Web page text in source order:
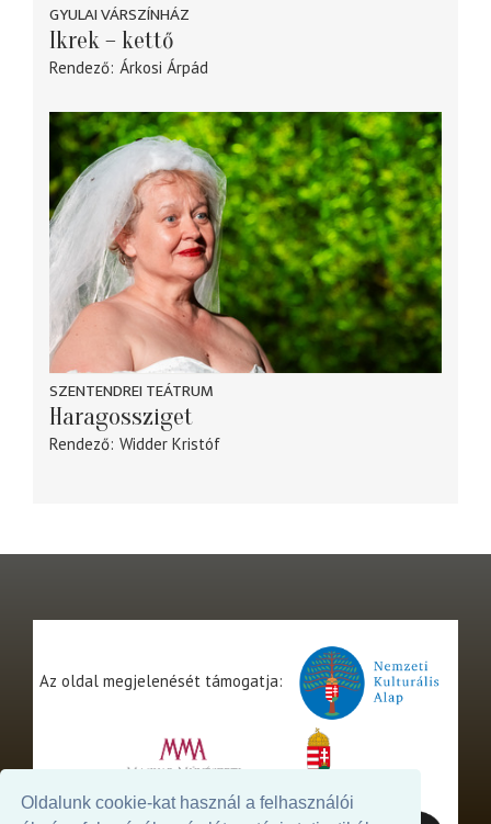
Oldalunk cookie-kat használ a felhasználói
GYULAI VÁRSZÍNHÁZ
Ikrek – kettő
Rendező Árkosi Árpád
SZENTENDREI TEÁTRUM
Haragossziget
Rendező Widder Kristóf
Az oldal megjelenését támogatja: